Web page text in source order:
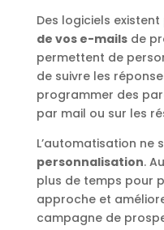
Des logiciels existent
de vos e-mailsde
permettent de
de suivre les
programmer des
par mail ou sur les
L’automatisation ne
personnalisation.
plus de temps pour
approche et
campagne de